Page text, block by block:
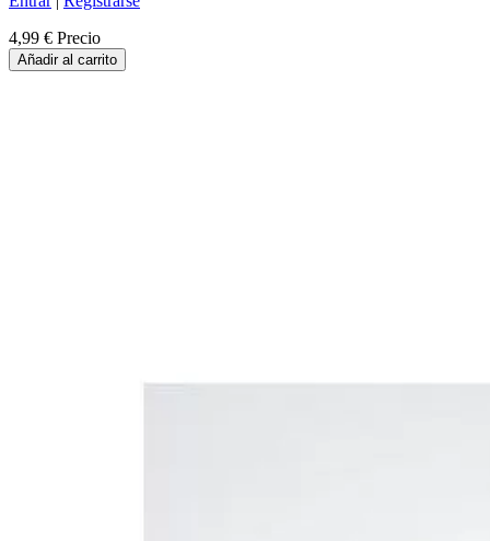
4,99 € Precio
Añadir al carrito